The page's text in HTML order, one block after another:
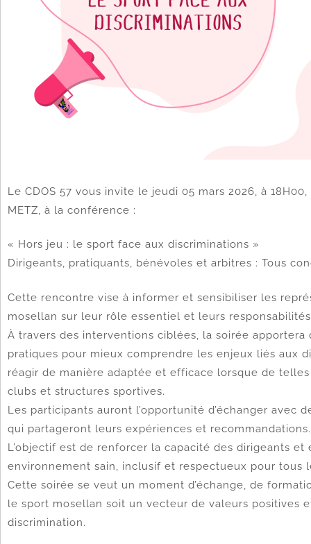
Le CDOS 57 vous invite le jeudi 05 mars 2026, à 18H00,
METZ, à la conférence :
« Hors jeu : le sport face aux discriminations »
Dirigeants, pratiquants, bénévoles et arbitres : Tous
Cette rencontre vise à informer et sensibiliser les
mosellan sur leur rôle essentiel et leurs
À travers des interventions ciblées, la soirée
pratiques pour mieux comprendre les enjeux liés aux
réagir de manière adaptée et efficace lorsque de
clubs et structures sportives.
Les participants auront l’opportunité d’échanger avec
qui partageront leurs expériences et recommandations.
L’objectif est de renforcer la capacité des dirigeants
environnement sain, inclusif et respectueux pour tous
Cette soirée se veut un moment d’échange, de
le sport mosellan soit un vecteur de valeurs positives
discrimination.